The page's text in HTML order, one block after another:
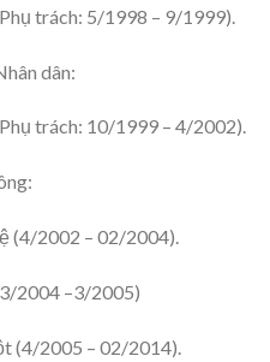
trách: 5/1998 – 9/1999).
dân:
trách: 10/1999 – 4/2002).
(4/2002 – 02/2004).
2004 –3/2005)
(4/2005 – 02/2014).